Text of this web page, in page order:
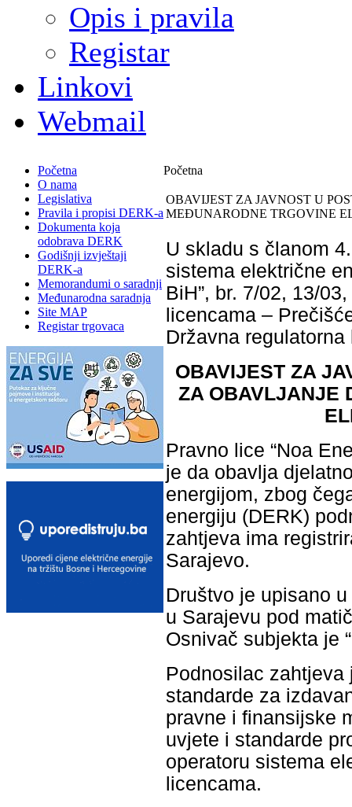
Opis i pravila
Registar
Linkovi
Webmail
Početna
O nama
Legislativa
Pravila i propisi DERK-a
Dokumenta koja
odobrava DERK
Godišnji izvještaji
DERK-a
Memorandumi o saradnji
Međunarodna saradnja
Site MAP
Registar trgovaca
Početna
OBAVIJEST ZA JAVNOST U
MEĐUNARODNE TRGOVINE
U skladu s članom
sistema električne
BiH”, br. 7/02, 13/
licencama –
Državna
OBAVIJEST ZA
ZAOBAVLJANJE
Pravno lice “Noa
je da obavlja
energijom, zbog
energiju (DERK)
zahtjeva ima
Sarajevo.
Društvo je upisano
u Sarajevu pod
Osnivač subjekta je
Podnosilac
standarde za
pravne i finansijske
uvjete i standarde
operatoru sistema
licencama.